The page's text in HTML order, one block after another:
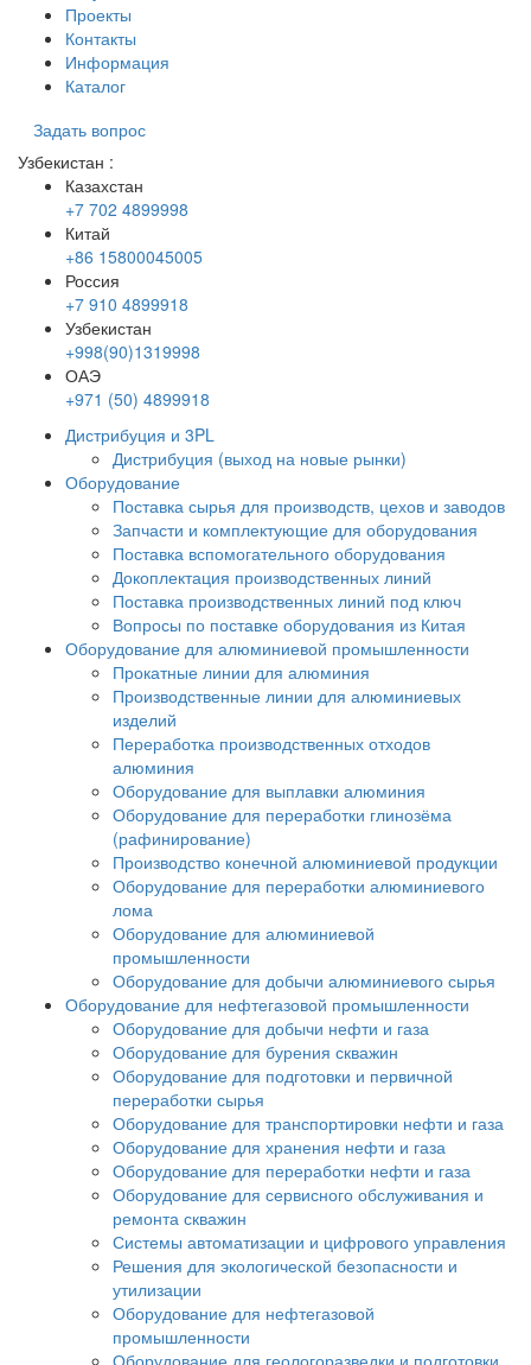
Проекты
Контакты
Информация
Каталог
Задать вопрос
Узбекистан :
Казахстан
+7 702 4899998
Китай
+86 15800045005
Россия
+7 910 4899918
Узбекистан
+998(90)1319998
ОАЭ
+971 (50) 4899918
Дистрибуция и 3PL
Дистрибуция (выход на новые рынки)
Оборудование
Поставка сырья для производств, цехов и заводов
Запчасти и комплектующие для оборудования
Поставка вспомогательного оборудования
Докоплектация производственных линий
Поставка производственных линий под ключ
Вопросы по поставке оборудования из Китая
Оборудование для алюминиевой промышленности
Прокатные линии для алюминия
Производственные линии для алюминиевых
изделий
Переработка производственных отходов
алюминия
Оборудование для выплавки алюминия
Оборудование для переработки глинозёма
(рафинирование)
Производство конечной алюминиевой продукции
Оборудование для переработки алюминиевого
лома
Оборудование для алюминиевой
промышленности
Оборудование для добычи алюминиевого сырья
Оборудование для нефтегазовой промышленности
Оборудование для добычи нефти и газа
Оборудование для бурения скважин
Оборудование для подготовки и первичной
переработки сырья
Оборудование для транспортировки нефти и газа
Оборудование для хранения нефти и газа
Оборудование для переработки нефти и газа
Оборудование для сервисного обслуживания и
ремонта скважин
Системы автоматизации и цифрового управления
Решения для экологической безопасности и
утилизации
Оборудование для нефтегазовой
промышленности